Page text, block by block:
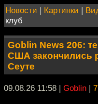
Новости | Картинки |
клуб
Goblin News 206:
США закончились
Сеуте
09.08.26 11:58 | Goblin |